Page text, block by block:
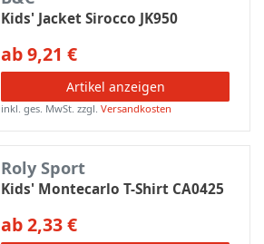
Kids' Jacket Sirocco JK950
ab 9,21 €
Artikel anzeigen
inkl. ges. MwSt. zzgl.Versandkosten
Roly Sport
Kids' Montecarlo T-Shirt CA0425
ab 2,33 €